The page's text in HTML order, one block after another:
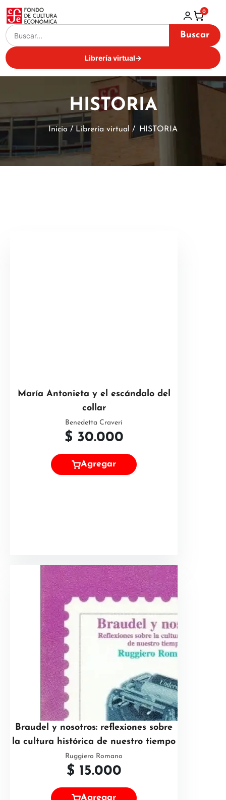
Buscar
Librería virtual→
0
HISTORIA
Inicio / Librería virtual / HISTORIA
María Antonieta y el escándalo del
collar
Benedetta Craveri
$ 30.000
Agregar
Braudel y nosotros: reflexiones sobre
la cultura histórica de nuestro tiempo
Ruggiero Romano
$ 15.000
Agregar